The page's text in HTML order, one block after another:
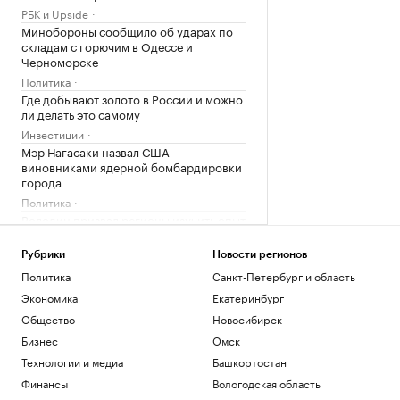
РБК и Upside
Минобороны сообщило об ударах по
складам с горючим в Одессе и
Черноморске
Политика
Где добывают золото в России и можно
ли делать это самому
Инвестиции
Мэр Нагасаки назвал США
виновниками ядерной бомбардировки
города
Политика
Общество
Гастрогид по Центральной России:
сыры, крокодилы и органический сидр
РБК и РСХБ
В Румынии затопили четыре баржи в
рукаве Дуная для подачи воды на АЭС
Общество
Десятки человек погибли при лобовом
ДТП с двумя автобусами в Нигере
Рубрики
Политика
Экономика
Общество
Бизнес
Технологии и медиа
Финансы
Новости регионов
Санкт-Петербург и область
Екатеринбург
Новосибирск
Омск
Башкортостан
Вологодская область